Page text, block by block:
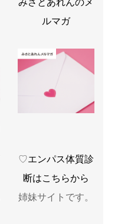
ルマガ
♡エンパス体質診
断はこちらから
姉妹サイトです。